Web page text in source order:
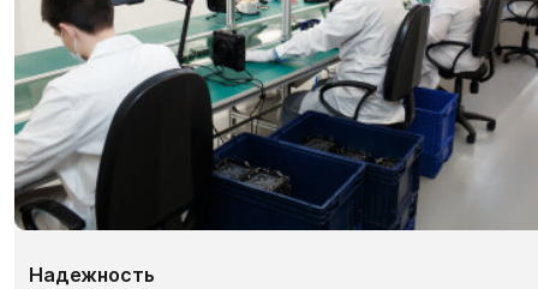
Надежность